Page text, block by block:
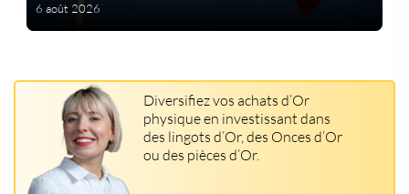
6 août 2026
Diversifiez vos achats d’Or
physique en investissant dans
des lingots d’Or, des Onces d’Or
ou des pièces d’Or.